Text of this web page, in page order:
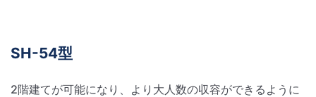
SH-54型
2階建てが可能になり、より大人数の収容ができるように